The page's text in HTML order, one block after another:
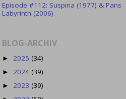
Episode #112: Suspiria (1977) & Pans
Labyrinth (2006)
BLOG-ARCHIV
► 2025 (34)
► 2024 (39)
► 2023 (39)